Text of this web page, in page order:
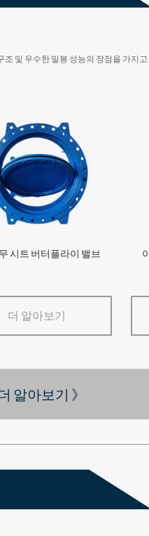
및 우수한 밀봉 성능의 장점을 가지
시트 버터플라이 밸브
더 알아보기
알아보기 》